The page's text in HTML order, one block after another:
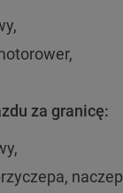
za granicę: